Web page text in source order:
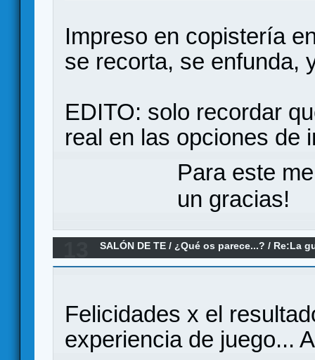
Impreso en copistería
se recorta, se enfunda,
EDITO: solo recordar
real en las opciones de
Para este
un gracias!
SALÓN DE TE / ¿Qué os parece...? / Re:La
Felicidades x el
experiencia de juego...